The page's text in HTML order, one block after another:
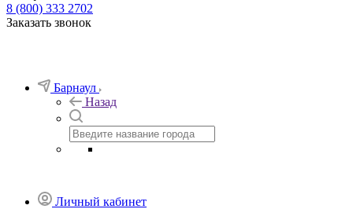
8 (800) 333 2702
Заказать звонок
Барнаул
Назад
Личный кабинет